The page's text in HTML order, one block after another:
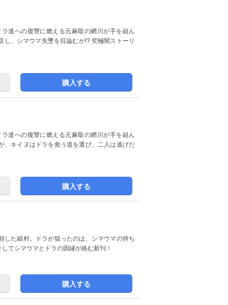
達への復讐に燃える元麻取の網川が手を組ん
、シマウマ失墜を目論むが!? 究極闇ストーリ
購入する
達への復讐に燃える元麻取の網川が手を組ん
、キイヌはドラを救う道を選び、二人は逃げだ
購入する
した細村。ドラが狙ったのは、シマウマの持ち
てシマウマとドラの因縁が絡む新刊！
購入する